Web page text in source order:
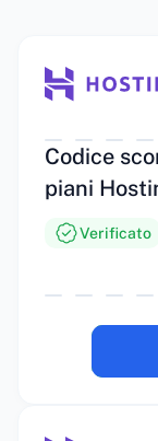
Codice
piani
Verificato